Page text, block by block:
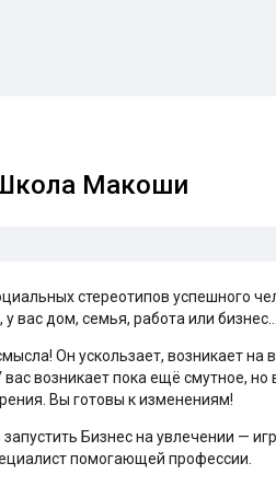
Макоши
стереотипов успешного
вас дом, семья, работа или
Он ускользает, возникает на
возникает пока ещё смутное,
Вы готовы к изменениям!
Бизнес на увлечении —
помогающей профессии.